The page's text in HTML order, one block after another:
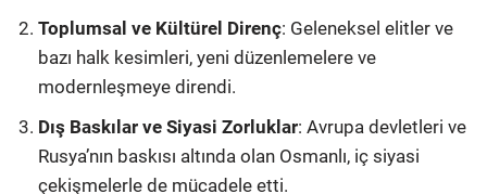
Toplumsal ve Kültürel Direnç: Geleneksel elitler ve
bazı halk kesimleri, yeni düzenlemelere ve
modernleşmeye direndi.
Dış Baskılar ve Siyasi Zorluklar: Avrupa devletleri ve
Rusya’nın baskısı altında olan Osmanlı, iç siyasi
çekişmelerle de mücadele etti.